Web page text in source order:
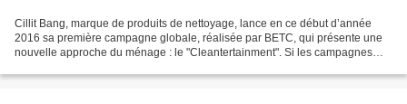
Cillit Bang, marque de produits de nettoyage, lance en ce début d’année
2016 sa première campagne globale, réalisée par BETC, qui présente une
nouvelle approche du ménage : le "Cleantertainment". Si les campagnes